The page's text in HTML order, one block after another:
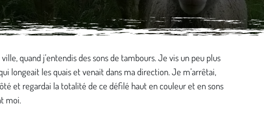
quand j’entendis des sons de tambours. Je vis un peu plus
longeait les quais et venait dans ma direction. Je m’arrêtai,
et regardai la totalité de ce défilé haut en couleur et en sons
moi.